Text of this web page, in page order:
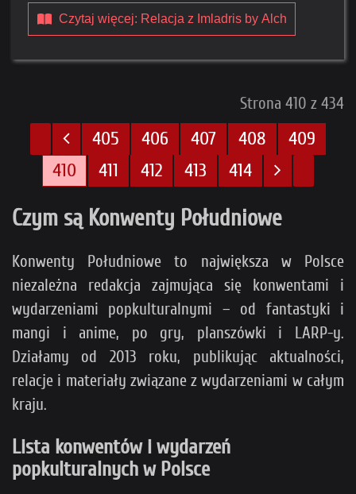
Czytaj więcej: Relacja z Imladris by Alch
Strona 410 z 434
405 406 407 408
409
410
411 412 413 414
Czym są Konwenty Południowe
Konwenty Południowe to największa w Polsce
niezależna redakcja zajmująca się konwentami i
wydarzeniami popkulturalnymi – od fantastyki i
mangi i anime, po gry, planszówki i LARP-y.
Działamy od 2013 roku, publikując aktualności,
relacje i materiały związane z wydarzeniami w całym
kraju.
Lista konwentów i wydarzeń
popkulturalnych w Polsce